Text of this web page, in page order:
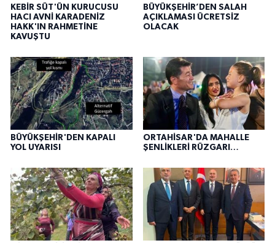
KEBİR SÜT'ÜN KURUCUSU
HACI AVNİ KARADENİZ
HAKK'IN RAHMETİNE
KAVUŞTU
BÜYÜKŞEHİR’DEN SALAH
AÇIKLAMASI ÜCRETSİZ
OLACAK
BÜYÜKŞEHİR'DEN KAPALI
YOL UYARISI
ORTAHİSAR'DA MAHALLE
ŞENLİKLERİ RÜZGARI…